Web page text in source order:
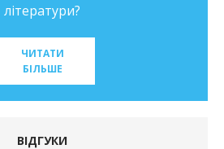
літератури?
ЧИТАТИ
БІЛЬШЕ
ВІДГУКИ